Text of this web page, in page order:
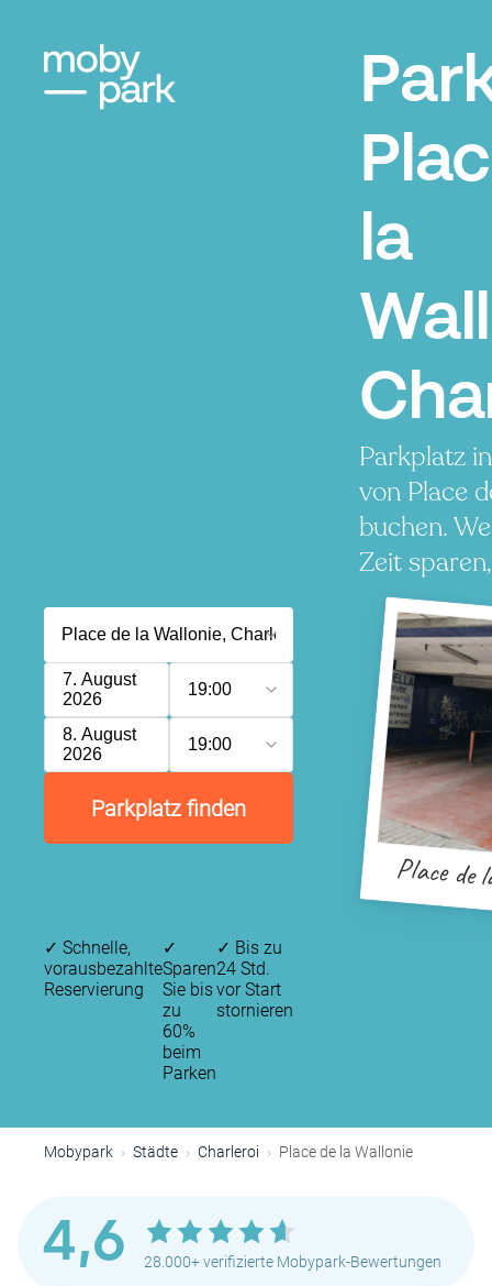
la
Parkplatz
von Place
buchen.
Zeit
7. August
2026
19:00
8. August
2026
19:00
Parkplatz finden
Place de
✓ Schnelle,
vorausbezahlte
Reservierung
✓
Sparen
Sie bis
zu
60%
beim
Parken
✓ Bis zu
24 Std.
vor Start
stornieren
Mobypark Städte Charleroi Place de la Wallonie
4,6 28.000+ verifizierte Mobypark-Bewertungen